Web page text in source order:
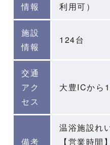
情報
利用可）
施設
情報
124台
交通
アク
セス
大豊ICから
備考
温浴施設れ
【営業時